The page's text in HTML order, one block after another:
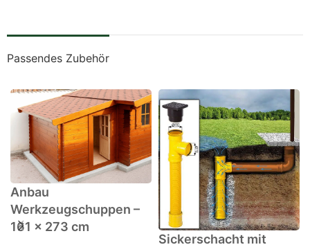
Passendes Zubehör
Anbau
Werkzeugschuppen –
161 x 273 cm
Sickerschacht mit